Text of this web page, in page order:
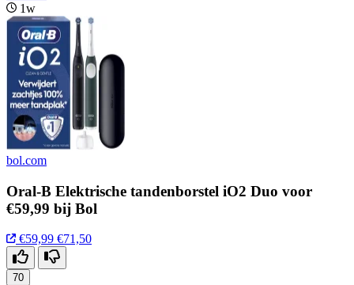
1w
bol.com
Oral-B Elektrische tandenborstel iO2 Duo voor
€59,99 bij Bol
€59,99 €71,50
70